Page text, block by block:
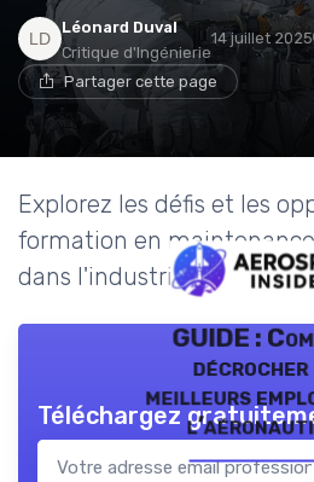
Léonard Duval
Critique d'Ingénierie
14 juillet 2025
Partager cette page
Explorez les défis et les
formation en
dans l'industrie
GUIDE :
décrocher
meilleurs
Téléchargez